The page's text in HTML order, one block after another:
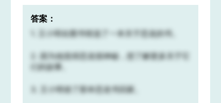
答案：
1. 王小明在图书馆选了一本关于恐龙的书。
2. 因为他觉得恐龙很神秘，想了解更多关于它
们的故事。
3. 王小明借了那本恐龙书回家。